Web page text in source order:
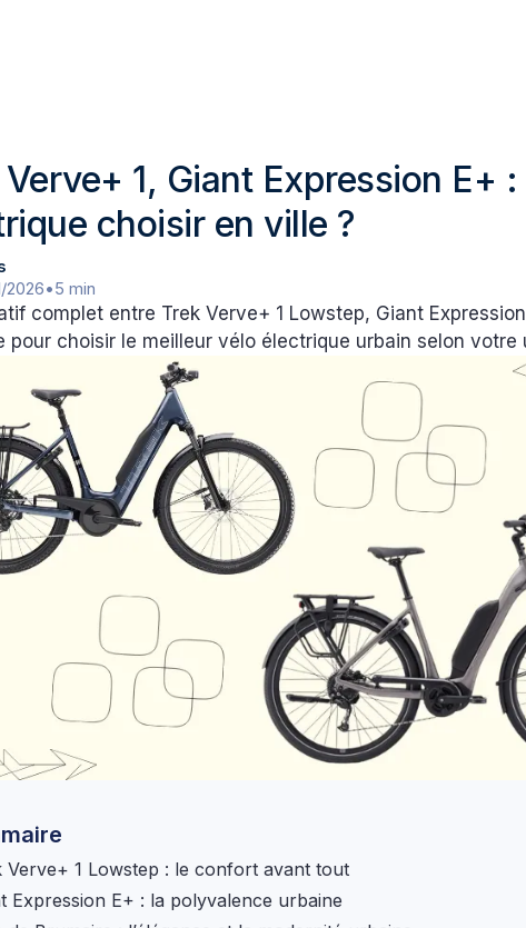
1, Giant Expression E+
choisir en ville ?
2026•5 min
complet entre Trek Verve+ 1 Lowstep, Giant
pour choisir le meilleur vélo électrique urbain selon votre
Verve+ 1 Lowstep : le confort avant tout
Expression E+ : la polyvalence urbaine